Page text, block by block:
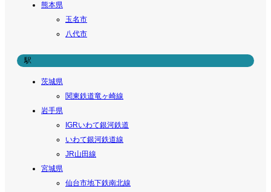
熊本県
玉名市
八代市
駅
茨城県
関東鉄道竜ヶ崎線
岩手県
IGRいわて銀河鉄道
いわて銀河鉄道線
JR山田線
宮城県
仙台市地下鉄南北線